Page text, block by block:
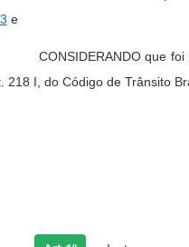
e
CONSIDERANDO que
218 I, do Código de Trânsito